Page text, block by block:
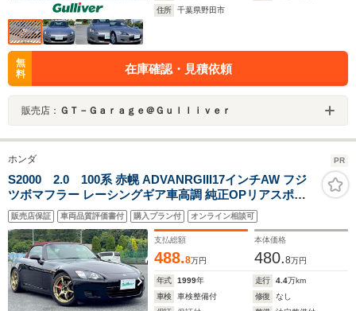
住所
千葉県野田市
無
料
在庫確認・見積依頼
販売店： ＧＴ－Ｇａｒａｇｅ＠Ｇｕｌｌｉｖｅｒ
ホンダ PR
S2000 2.0 100系 赤幌 ADVANRGIII17インチAW フジ
ツボマフラー レーシングギア車高調 純正OPリアスポイ
ラー D席レカロフルバケットシート HIDヘッドライト
ETC
販売店保証 車両品質評価書付 購入プラン付 オンライン相談可
支払総額
488.8万円
本体価格
480.8万円
年式 1999年 走行 4.4万km
車検
車検整備付 修復
なし